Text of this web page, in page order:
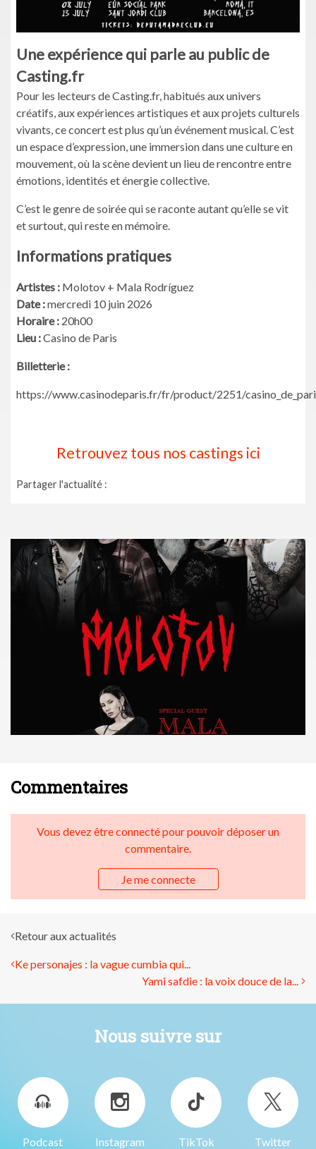
Une expérience qui parle au public de
Casting.fr
Pour les lecteurs de Casting.fr, habitués aux univers
créatifs, aux expériences artistiques et aux projets culturels
vivants, ce concert est plus qu’un événement musical. C’est
un espace d’expression, une immersion dans une culture en
mouvement, où la scène devient un lieu de rencontre entre
émotions, identités et énergie collective.
C’est le genre de soirée qui se raconte autant qu’elle se vit
et surtout, qui reste en mémoire.
Informations pratiques
Artistes : Molotov + Mala Rodríguez
Date :mercredi 10 juin 2026
Horaire : 20h00
Lieu :Casino de Paris
Billetterie :
https://www.casinodeparis.fr/fr/product/2251/
Retrouvez tous nos castings ici
Partager l'actualité :
Commentaires
Vous devez être connecté pour pouvoir déposer un
commentaire.
Je me connecte
Retour aux actualités
Ke personajes : la vague cumbia qui...
Yami safdie : la voix douce de la...
Nous suivre sur
Podcast Instagram TikTok Twitter